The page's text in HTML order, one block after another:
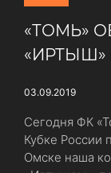
«ТОМЬ»
«ИРТЫШ»
03.09.2019
Сегодня ФК
Кубке России
Омске наша